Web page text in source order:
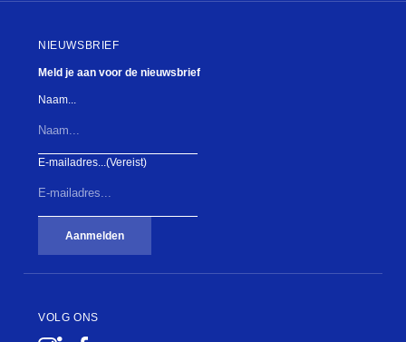
NIEUWSBRIEF
Meld je aan voor de nieuwsbrief
Naam...
E-mailadres...(Vereist)
Aanmelden
VOLG ONS